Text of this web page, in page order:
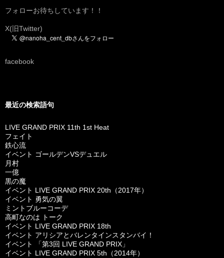
フォローお待ちしています！！
X(旧Twitter)
facebook
最近の検索語句
LIVE GRAND PRIX 11th 1st Heat
フェイト
鉄心流
イベント ゴールデンVSデュエル
月村
一億
黒の魔
イベント LIVE GRAND PRIX 20th（2017年）
イベント 勇気の翼
ミントブルーコーデ
高町なのは トーク
イベント LIVE GRAND PRIX 18th
イベント アリシアとバレンタインスタンバイ！
イベント 「第3回 LIVE GRAND PRIX」
イベント LIVE GRAND PRIX 5th（2014年）